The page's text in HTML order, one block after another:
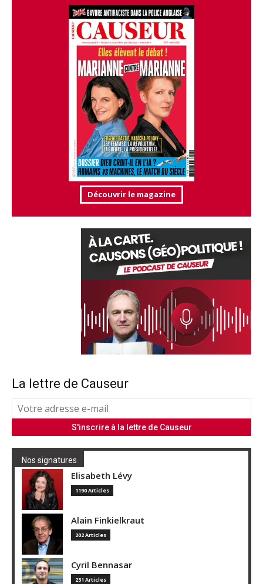
Découvrir le magazine
La lettre de Causeur
Nos signatures
Elisabeth Lévy
1190 Articles
Alain Finkielkraut
202 Articles
Cyril Bennasar
231 Articles